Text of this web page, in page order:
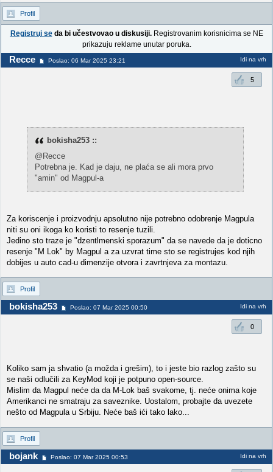
Profil
Registruj seda bi učestvovao u diskusiji.Registrovanim korisnicima se NE
prikazuju reklame unutar poruka.
Recce Poslao: 06 Mar 2025 23:21 Idi na vrh
5
bokisha253 ::
@Recce
Potrebna je. Kad je daju, ne plaća se ali mora prvo
"amin" od Magpul-a
Za koriscenje i proizvodnju apsolutno nije potrebno odobrenje Magpula
niti su oni ikoga ko koristi to resenje tuzili.
Jedino sto traze je "dzentlmenski sporazum" da se navede da je doticno
resenje "M Lok" by Magpul a za uzvrat time sto se registrujes kod njih
dobijes u auto cad-u dimenzije otvora i zavrtnjeva za montazu.
Profil
bokisha253 Poslao: 07 Mar 2025 00:50 Idi na vrh
0
Koliko sam ja shvatio (a možda i grešim), to i jeste bio razlog zašto su
se naši odlučili za KeyMod koji je potpuno open-source.
Mislim da Magpul neće da da M-Lok baš svakome, tj. neće onima koje
Amerikanci ne smatraju za saveznike. Uostalom, probajte da uvezete
nešto od Magpula u Srbiju. Neće baš ići tako lako...
Profil
bojank Poslao: 07 Mar 2025 00:53 Idi na vrh